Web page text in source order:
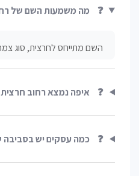
❓ מה משמעות השם של
השם מתייחס לחרצית, סוג
❓ איפה נמצא רחוב חרצית
❓ כמה עסקים יש בסביבה